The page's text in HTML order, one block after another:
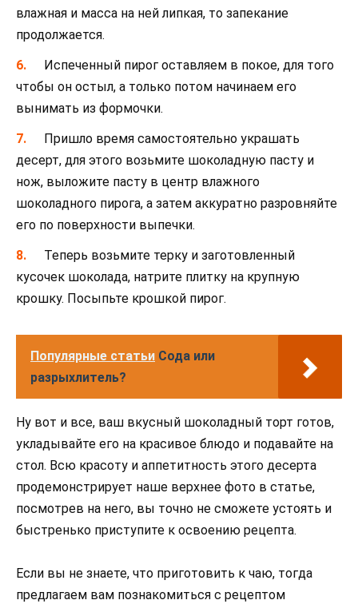
влажная и масса на ней липкая, то запекание
продолжается.
Испеченный пирог оставляем в покое, для того
чтобы он остыл, а только потом начинаем его
вынимать из формочки.
Пришло время самостоятельно украшать
десерт, для этого возьмите шоколадную пасту и
нож, выложите пасту в центр влажного
шоколадного пирога, а затем аккуратно разровняйте
его по поверхности выпечки.
Теперь возьмите терку и заготовленный
кусочек шоколада, натрите плитку на крупную
крошку. Посыпьте крошкой пирог.
Популярные статьи Сода или
разрыхлитель?
Ну вот и все, ваш вкусный шоколадный торт готов,
укладывайте его на красивое блюдо и подавайте на
стол. Всю красоту и аппетитность этого десерта
продемонстрирует наше верхнее фото в статье,
посмотрев на него, вы точно не сможете устоять и
быстренько приступите к освоению рецепта.
Если вы не знаете, что приготовить к чаю, тогда
предлагаем вам познакомиться с рецептом